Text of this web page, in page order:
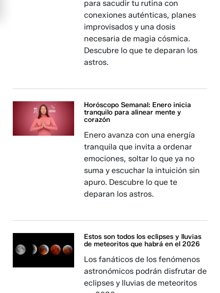
para sacudir tu rutina con
conexiones auténticas, planes
improvisados y una dosis
necesaria de magia cósmica.
Descubre lo que te deparan los
astros.
Horóscopo Semanal: Enero inicia
tranquilo para alinear mente y
corazón
Enero avanza con una energía
tranquila que invita a ordenar
emociones, soltar lo que ya no
suma y escuchar la intuición sin
apuro. Descubre lo que te
deparan los astros.
Estos son todos los eclipses y lluvias
de meteoritos que habrá en el 2026
Los fanáticos de los fenómenos
astronómicos podrán disfrutar de
eclipses y lluvias de meteoritos